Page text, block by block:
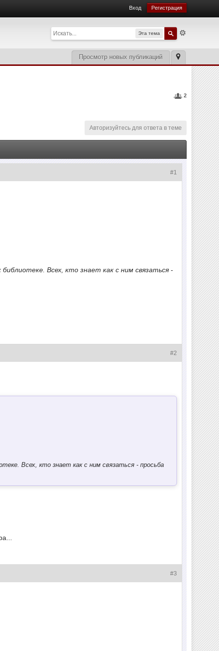
Вход Регистрация
Эта тема
Просмотр новых публикаций
2
Авторизуйтесь для ответа в теме
#1
Всех, кто знает как с ним связаться -
#2
Всех, кто знает как с ним связаться - просьба
#3